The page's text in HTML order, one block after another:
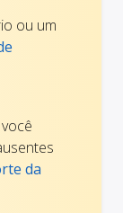
ou um
da